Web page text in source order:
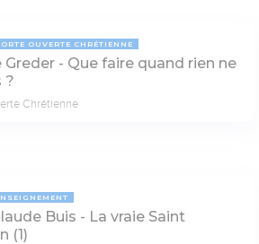
OUVERTE CHRÉTIENNE
Greder - Que faire quand rien ne
?
Chrétienne
Buis - La vraie Saint
(1)